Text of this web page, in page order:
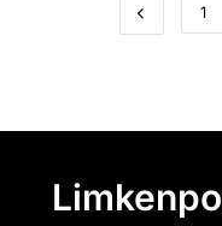
1
Limkenpo